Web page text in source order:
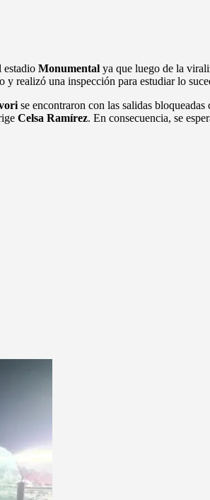
estadio Monumentalya que luego de la
y realizó una inspección para estudiar lo
se encontraron con las salidas
Celsa Ramírez. En consecuencia, se